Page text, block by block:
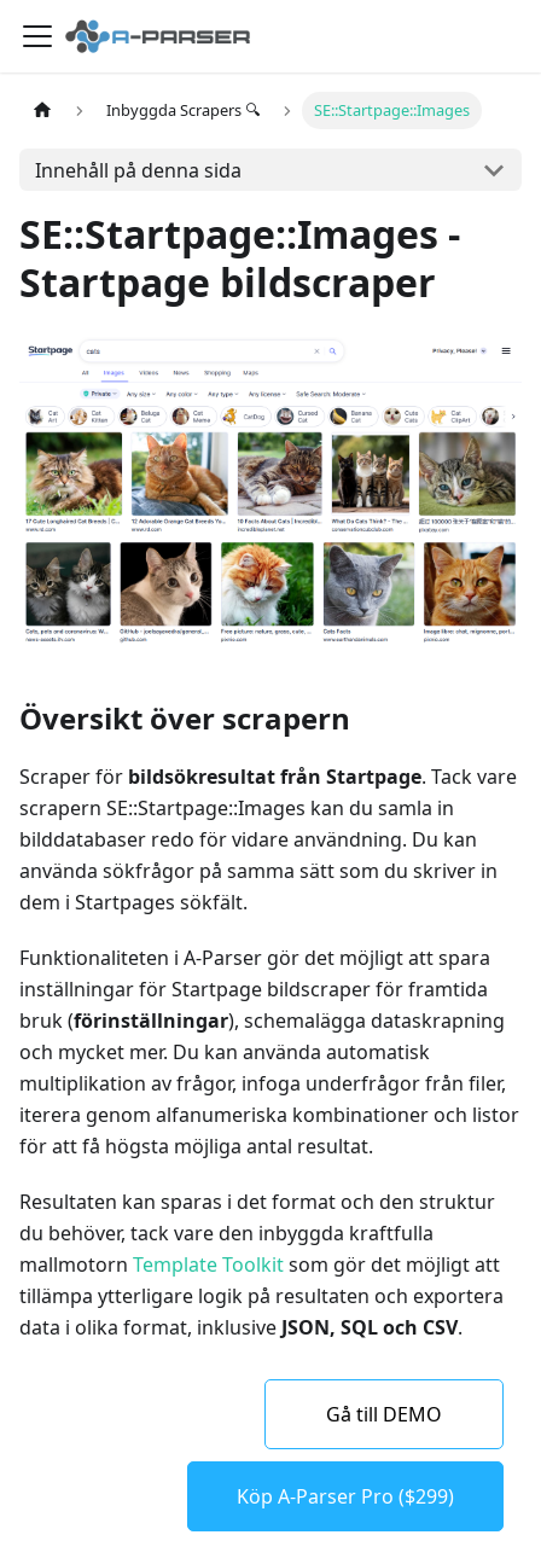
Inbyggda Scrapers 🔍 SE::Startpage::Images
Innehåll på denna sida
SE::Startpage::Images -
Startpage bildscraper
Översikt över scrapern
Scraper för bildsökresultat från Startpage. Tack vare
scrapern SE::Startpage::Images kan du samla in
bilddatabaser redo för vidare användning. Du kan
använda sökfrågor på samma sätt som du skriver in
dem i Startpages sökfält.
Funktionaliteten i A-Parser gör det möjligt att spara
inställningar för Startpage bildscraper för framtida
bruk (förinställningar), schemalägga dataskrapning
och mycket mer. Du kan använda automatisk
multiplikation av frågor, infoga underfrågor från filer,
iterera genom alfanumeriska kombinationer och listor
för att få högsta möjliga antal resultat.
Resultaten kan sparas i det format och den struktur
du behöver, tack vare den inbyggda kraftfulla
mallmotorn Template Toolkitsom gör det möjligt att
tillämpa ytterligare logik på resultaten och exportera
data i olika format, inklusive JSON, SQL och CSV.
Gå till DEMO
Köp A-Parser Pro ($299)